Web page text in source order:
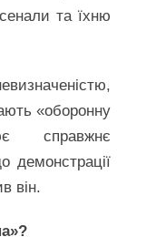
та їхню
«оборонну
справжнє
демонстрації
він.